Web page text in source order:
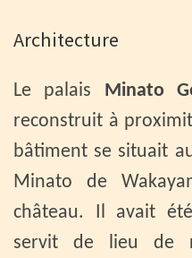
Architecture
Le palais Minato
reconstruit à
bâtiment se situait
Minato de
château. Il avait
servit de lieu de